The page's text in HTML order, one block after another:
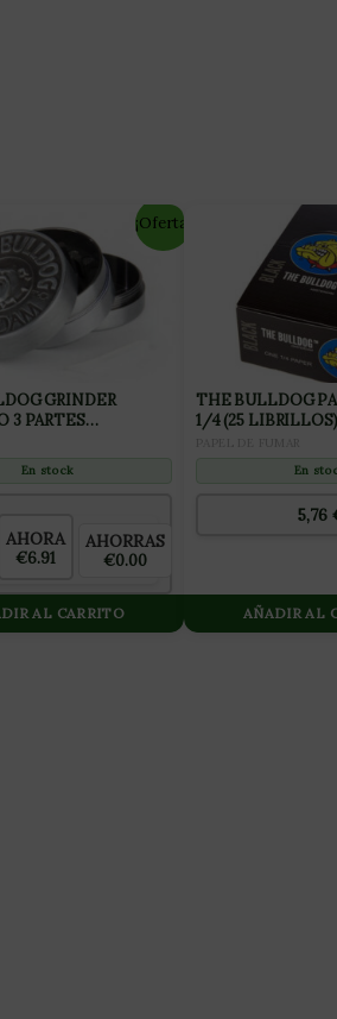
¡Oferta!
GRINDER
3 PARTES
En stock
AHORA
€6.91
AHORRAS
€0.00
AL CARRITO
THE BULLDOG
1/4 (25 LIBRILLOS)
En
5,76
AÑADIR AL